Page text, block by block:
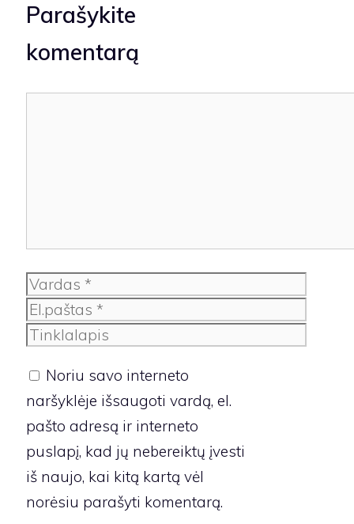
Parašykite
komentarą
Vardas
El.paštas
Tinklalapis
Noriu savo interneto
naršyklėje išsaugoti vardą, el.
pašto adresą ir interneto
puslapį, kad jų nebereiktų įvesti
iš naujo, kai kitą kartą vėl
norėsiu parašyti komentarą.